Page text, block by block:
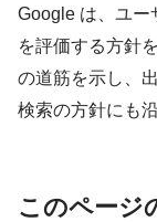
Google は、ユー
を評価する方針
の道筋を示し、
検索の方針にも
このページ